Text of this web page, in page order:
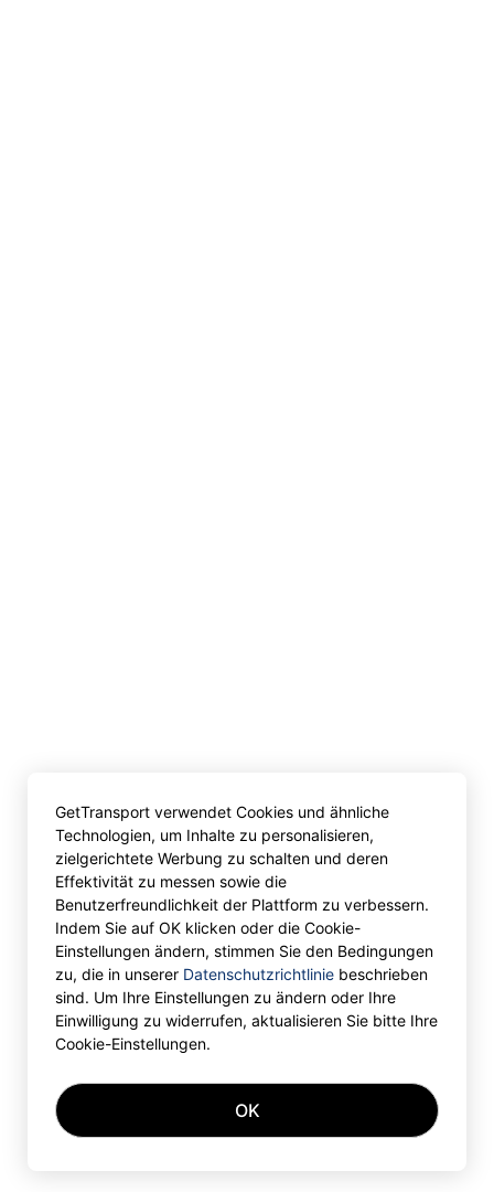
GetTransport verwendet Cookies und ähnliche
Technologien, um Inhalte zu personalisieren,
zielgerichtete Werbung zu schalten und deren
Effektivität zu messen sowie die
Benutzerfreundlichkeit der Plattform zu verbessern.
Indem Sie auf OK klicken oder die Cookie-
Einstellungen ändern, stimmen Sie den Bedingungen
zu, die in unserer Datenschutzrichtlinie beschrieben
sind. Um Ihre Einstellungen zu ändern oder Ihre
Einwilligung zu widerrufen, aktualisieren Sie bitte Ihre
Cookie-Einstellungen.
OK